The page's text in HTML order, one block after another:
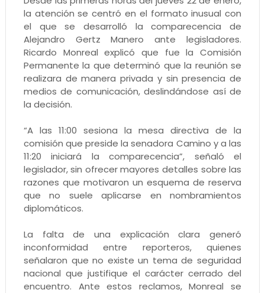
la atención se centró en el formato inusual con
el que se desarrolló la comparecencia de
Alejandro Gertz Manero ante legisladores.
Ricardo Monreal explicó que fue la Comisión
Permanente la que determinó que la reunión se
realizara de manera privada y sin presencia de
medios de comunicación, deslindándose así de
la decisión.
“A las 11:00 sesiona la mesa directiva de la
comisión que preside la senadora Camino y a las
11:20 iniciará la comparecencia”, señaló el
legislador, sin ofrecer mayores detalles sobre las
razones que motivaron un esquema de reserva
que no suele aplicarse en nombramientos
diplomáticos.
La falta de una explicación clara generó
inconformidad entre reporteros, quienes
señalaron que no existe un tema de seguridad
nacional que justifique el carácter cerrado del
encuentro. Ante estos reclamos, Monreal se